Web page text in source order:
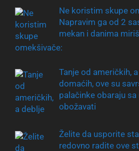
Ne koristim skupe
Napravim ga od 2
mekan i danima
Tanje od američkih,
domaćih, ove su
palačinke obaraju
obožavati
Želite da usporite
redovno radite ove